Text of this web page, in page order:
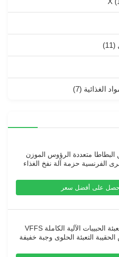
(7)
متعددة الرؤوس الموزن
حزمة آلة نفخ الغذاء
أفضل سعر
200g 500g آلة تعبئة الحبيبات الآلية الكاملة VFFS
التعبئة الحلوى وجبة خفيفة